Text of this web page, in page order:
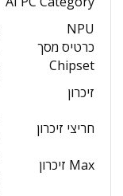
NPU
כרטיס מסך
Chipset
זיכרון
חריצי זיכרון
Max זיכרון